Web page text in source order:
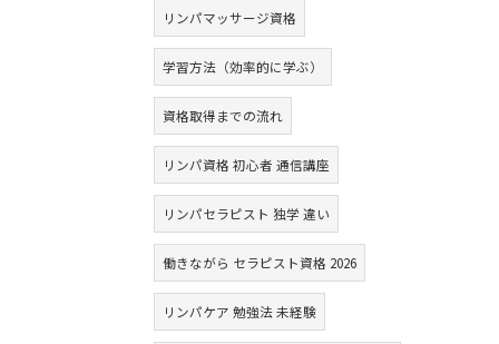
リンパマッサージ資格
学習方法（効率的に学ぶ）
資格取得までの流れ
リンパ資格 初心者 通信講座
リンパセラピスト 独学 違い
働きながら セラピスト資格 2026
リンパケア 勉強法 未経験